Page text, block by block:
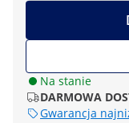
Na stanie
DARMOWA
Gwarancja